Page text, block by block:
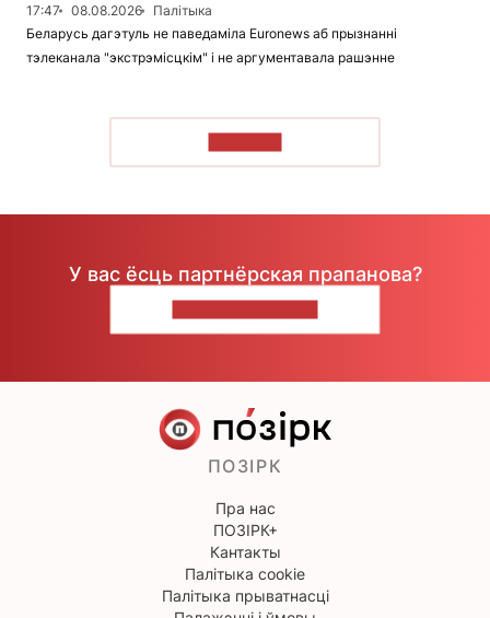
17:47
08.08.2026
Палітыка
Беларусь дагэтуль не паведаміла Euronews аб прызнанні
тэлеканала "экстрэмісцкім" і не аргументавала рашэнне
У вас ёсць партнёрская прапанова?
ПОЗІРК
Пра нас
ПОЗІРК+
Кантакты
Палітыка cookie
Палітыка прыватнасці